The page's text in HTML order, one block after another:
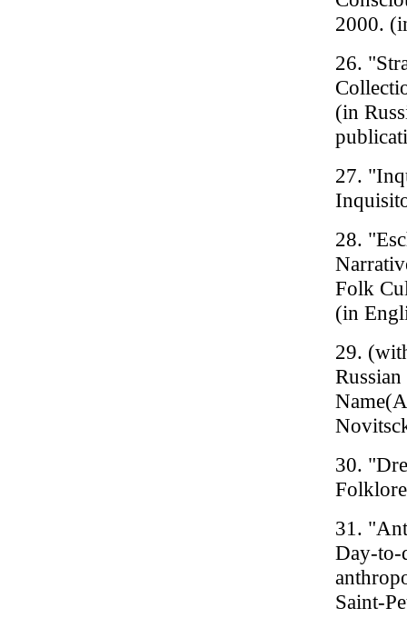
2000.
26.
(in
27.
28.
Folk
(in
29.
30.
31.
Day-to-
Saint-